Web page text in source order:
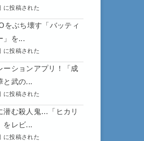
に投稿された
をぶち壊す「バッティ
」を...
に投稿された
ーションアプリ！「成
と武の...
に投稿された
潜む殺人鬼…「ヒカリ
をレビ...
に投稿された